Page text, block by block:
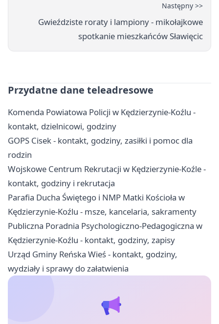
Następny >>
Gwieździste roraty i lampiony - mikołajkowe
spotkanie mieszkańców Sławięcic
Przydatne dane teleadresowe
Komenda Powiatowa Policji w Kędzierzynie-Koźlu -
kontakt, dzielnicowi, godziny
GOPS Cisek - kontakt, godziny, zasiłki i pomoc dla
rodzin
Wojskowe Centrum Rekrutacji w Kędzierzynie-Koźle -
kontakt, godziny i rekrutacja
Parafia Ducha Świętego i NMP Matki Kościoła w
Kędzierzynie-Koźlu - msze, kancelaria, sakramenty
Publiczna Poradnia Psychologiczno-Pedagogiczna w
Kędzierzynie-Koźlu - kontakt, godziny, zapisy
Urząd Gminy Reńska Wieś - kontakt, godziny,
wydziały i sprawy do załatwienia